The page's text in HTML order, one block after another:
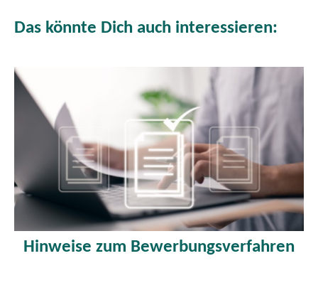
Das könnte Dich auch interessieren:
Hinweise zum Bewerbungsverfahren